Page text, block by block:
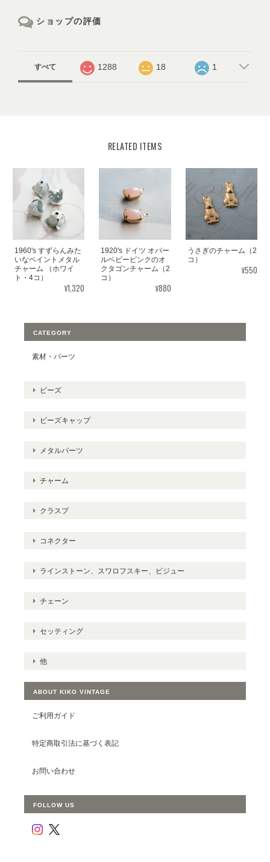
ショップの評価
すべて 1288 18 1
RELATED ITEMS
1960's すずらんみた
いなペイントメタル
チャーム （ホワイ
ト・4コ）
¥1,320
1920's ドイツ オパー
ルベビーピンクのオ
クタゴンチャーム（2
コ）
¥880
うさぎのチャーム（2
コ）
¥550
CATEGORY
素材・パーツ
ビーズ
ビーズキャップ
メタルパーツ
チャーム
クラスプ
コネクター
ラインストーン、スワロフスキー、ビジュー
チェーン
セッティング
他
ABOUT KIKO VINTAGE
ご利用ガイド
特定商取引法に基づく表記
お問い合わせ
FOLLOW US